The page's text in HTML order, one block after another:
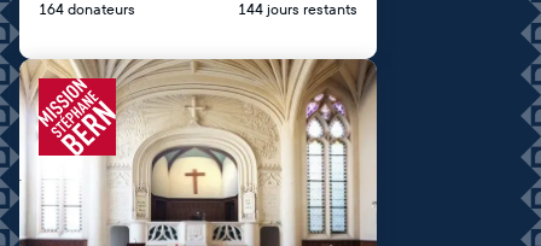
164 donateurs 144 jours restants